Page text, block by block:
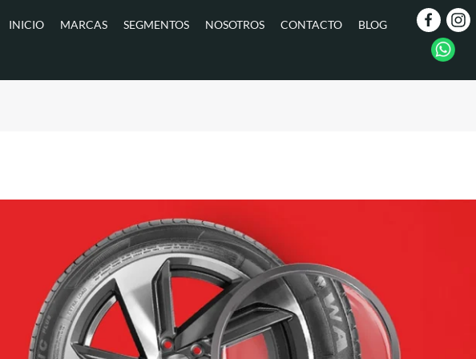
INICIO MARCAS SEGMENTOS NOSOTROS CONTACTO BLOG